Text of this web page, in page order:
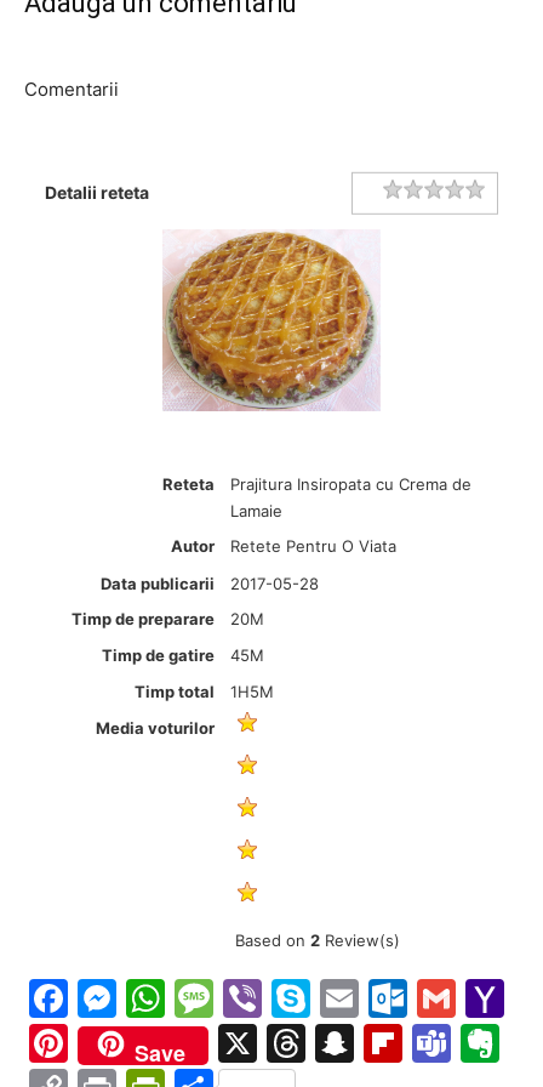
Comentarii
Detalii reteta Rating
Reteta
Prajitura Insiropata cu Crema de
Lamaie
Autor
Retete Pentru O Viata
Data publicarii
2017-05-28
Timp de preparare
20M
Timp de gatire
45M
Timp total
1H5M
Media voturilor
Based on 2 Review(s)
Facebook
Messenger
WhatsApp
Message
ViberSkype
Email
Pinterest
Save X Threads
Snapchat